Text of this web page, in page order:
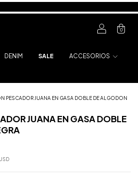
0
DENIM SALE
ACCESORIOS
PESCADOR JUANA EN GASA DOBLE DE ALGODON
JUANA EN GASA DOBLE